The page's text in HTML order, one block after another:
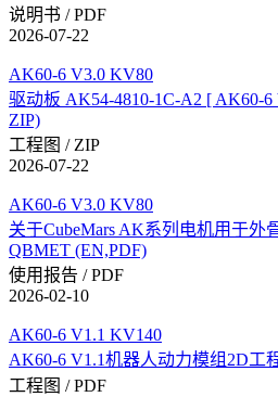
说明书 / PDF
2026-07-22
AK60-6 V3.0 KV80
驱动板 AK54-4810-1C-A2 [ AK60-6
ZIP)
工程图 / ZIP
2026-07-22
AK60-6 V3.0 KV80
关于CubeMars AK系列电机用于外
QBMET (EN,PDF)
使用报告 / PDF
2026-02-10
AK60-6 V1.1 KV140
AK60-6 V1.1机器人动力模组2D工
工程图 / PDF